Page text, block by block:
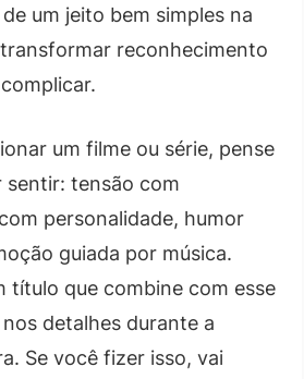
um jeito bem simples na
reconhecimento
um filme ou série, pense
sentir: tensão com
personalidade, humor
guiada por música.
título que combine com esse
detalhes durante a
Se você fizer isso, vai